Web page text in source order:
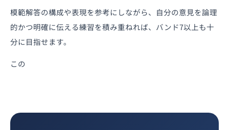
模範解答の構成や表現を参考にしながら、自分の意見を論理
的かつ明確に伝える練習を積み重ねれば、バンド7以上も十
分に目指せます。
この